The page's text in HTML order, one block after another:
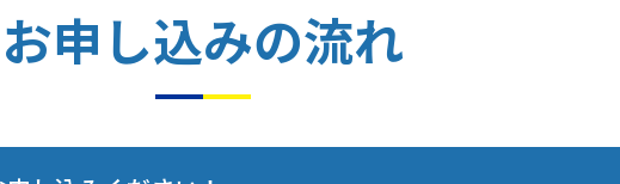
お申し込みの流れ